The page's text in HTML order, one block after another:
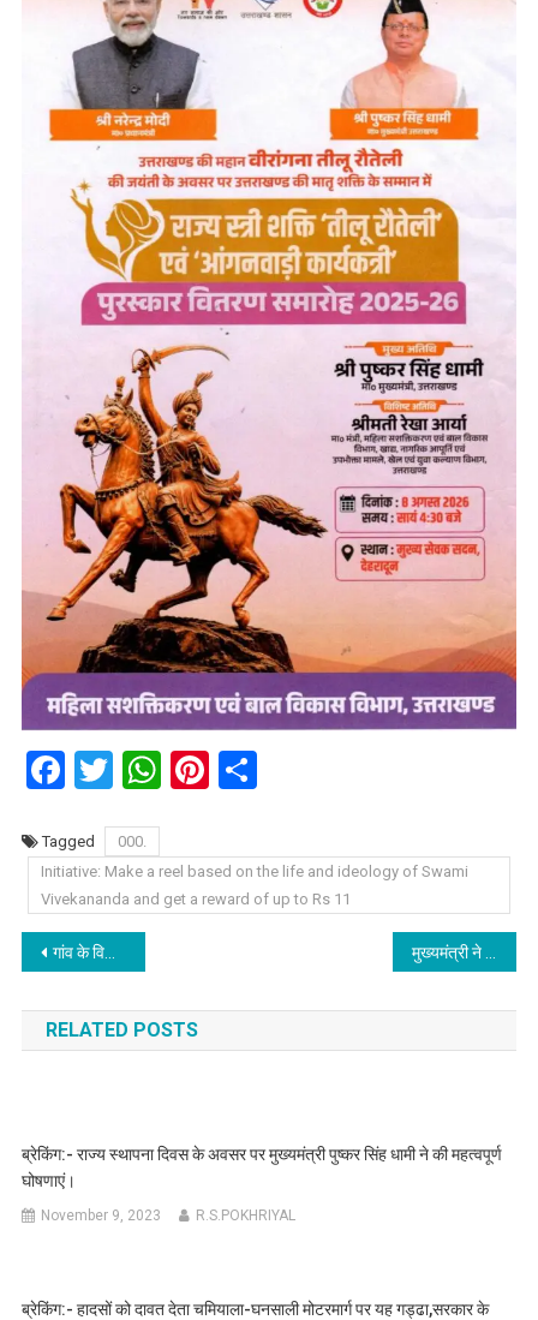
Facebook
Twitter
WhatsApp
Pinterest
Share
Tagged
000.
Initiative: Make a reel based on the life and ideology of Swami
Vivekananda and get a reward of up to Rs 11
Post
navigation
गांव के विकास में महत्वपूर्ण साबित होगा वीबी-जी राम जी अधिनियम: मुख्यमंत्री
RELATED POSTS
ब्रेकिंग:- राज्य स्थापना दिवस के अवसर पर मुख्यमंत्री पुष्कर सिंह धामी ने की महत्वपूर्ण
घोषणाएं।
November 9, 2023 R.S.POKHRIYAL
ब्रेकिंग:- हादसों को दावत देता चमियाला-घनसाली मोटरमार्ग पर यह गड्ढा,सरकार के